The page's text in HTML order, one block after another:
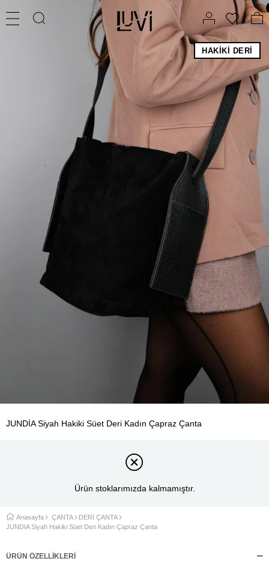
HAKIKI DERI
JUNDİA Siyah Hakiki Süet Deri Kadın Çapraz Çanta
Ürün stoklarımızda kalmamıştır.
Anasayfa ÇANTA
DERİ ÇANTA
JUNDİA Siyah Hakiki Süet Deri Kadın Çapraz Çanta
ÜRÜN ÖZELLIKLERI